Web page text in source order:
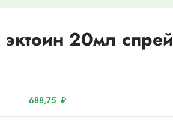
20мл спрей
688,75 ₽